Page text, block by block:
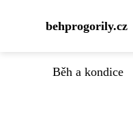
behprogorily.cz
Běh a kondice